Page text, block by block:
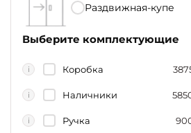
Раздвижная-купе
Выберите комплектующие
i Коробка
i Наличники
i Ручка